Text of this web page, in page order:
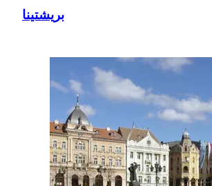
بريشتينا